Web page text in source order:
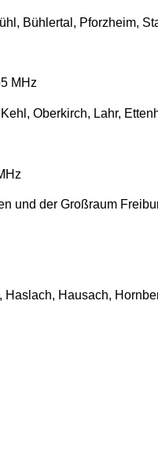
Bühlertal, Pforzheim,
MHz
Oberkirch, Lahr,
und der Großraum
Haslach, Hausach,